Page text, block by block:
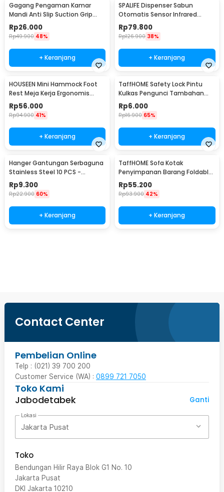
Gagang Pengaman Kamar
Mandi Anti Slip Suction Grip
Handle Safety - SG-188
Rp26.000
Rp49.900 48%
+ Keranjang
SPALIFE Dispenser Sabun
Otomatis Sensor Infrared
Stainless Steel 250ml - AD-03
Rp79.800
Rp126.900 38%
+ Keranjang
HOUSEEN Mini Hammock Foot
Rest Meja Kerja Ergonomis
Sandaran Kaki
Rp56.000
Rp94.900 41%
+ Keranjang
TaffHOME Safety Lock Pintu
Kulkas Pengunci Tambahan
Tempel - S1843
Rp6.000
Rp16.900 65%
+ Keranjang
Hanger Gantungan Serbaguna
Stainless Steel 10 PCS -
M127105
Rp9.300
Rp22.900 60%
+ Keranjang
TaffHOME Sofa Kotak
Penyimpanan Barang Foldable
Storage Box 30x30x30cm - L170
Rp55.200
Rp93.900 42%
+ Keranjang
Contact Center
Pembelian Online
Telp : (021) 39 700 200
Customer Service (WA) : 0899 721 7050
Toko Kami
Jabodetabek
Ganti
Lokasi
Jakarta Pusat
Toko
Bendungan Hilir Raya Blok G1 No. 10
Jakarta Pusat
DKI Jakarta 10210